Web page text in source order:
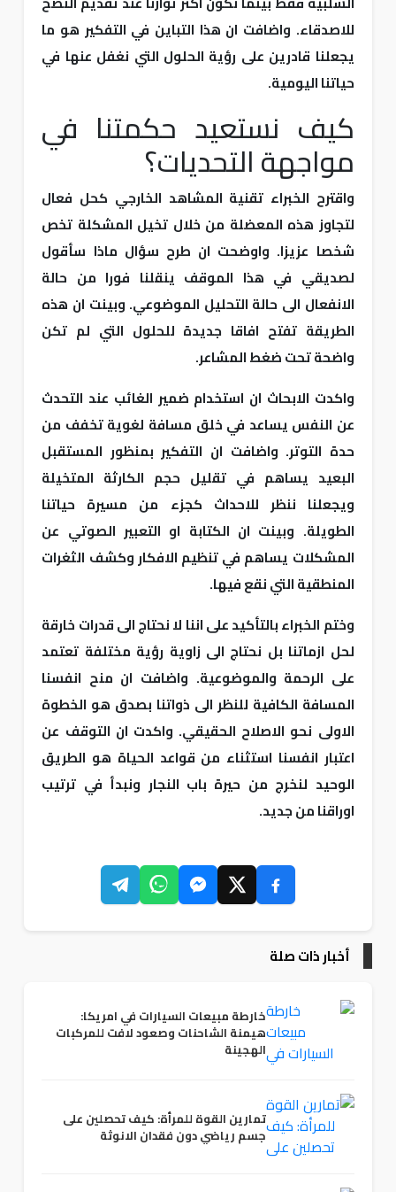
للاصدقاء. واضافت ان هذا التباين في التفكير هو ما
يجعلنا قادرين على رؤية الحلول التي نغفل عنها في
حياتنا اليومية.
كيف نستعيد حكمتنا في
مواجهة التحديات؟
واقترح الخبراء تقنية المشاهد الخارجي كحل فعال
لتجاوز هذه المعضلة من خلال تخيل المشكلة تخص
شخصا عزيزا. واوضحت ان طرح سؤال ماذا سأقول
لصديقي في هذا الموقف ينقلنا فورا من حالة
الانفعال الى حالة التحليل الموضوعي. وبينت ان هذه
الطريقة تفتح افاقا جديدة للحلول التي لم تكن
واضحة تحت ضغط المشاعر.
واكدت الابحاث ان استخدام ضمير الغائب عند التحدث
عن النفس يساعد في خلق مسافة لغوية تخفف من
حدة التوتر. واضافت ان التفكير بمنظور المستقبل
البعيد يساهم في تقليل حجم الكارثة المتخيلة
ويجعلنا ننظر للاحداث كجزء من مسيرة حياتنا
الطويلة. وبينت ان الكتابة او التعبير الصوتي عن
المشكلات يساهم في تنظيم الافكار وكشف الثغرات
المنطقية التي نقع فيها.
وختم الخبراء بالتأكيد على اننا لا نحتاج الى قدرات خارقة
لحل ازماتنا بل نحتاج الى زاوية رؤية مختلفة تعتمد
على الرحمة والموضوعية. واضافت ان منح انفسنا
المسافة الكافية للنظر الى ذواتنا بصدق هو الخطوة
الاولى نحو الاصلاح الحقيقي. واكدت ان التوقف عن
اعتبار انفسنا استثناء من قواعد الحياة هو الطريق
الوحيد لنخرج من حيرة باب النجار ونبدأ في ترتيب
اوراقنا من جديد.
أخبار ذات صلة
خارطة مبيعات السيارات في امريكا:
هيمنة الشاحنات وصعود لافت للمركبات
الهجينة
تمارين القوة للمرأة: كيف تحصلين على
جسم رياضي دون فقدان الانوثة